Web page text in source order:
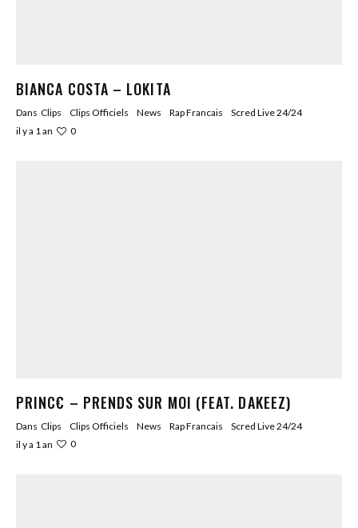
BIANCA COSTA – LOKITA
Dans Clips Clips Officiels News Rap Francais
Scred Live 24/24
il y a 1 an
0
PRINC€ – PRENDS SUR MOI (FEAT. DAKEEZ)
Dans Clips Clips Officiels News Rap Francais
Scred Live 24/24
il y a 1 an
0